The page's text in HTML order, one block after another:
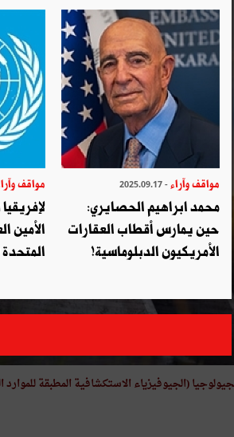
(الجيوفيزياء الاستكشافية المطبقة للموارد
مواقف وآراء - 2025.09.17
محمد ابراهيم الحصايري:
حين يمارس أقطاب العقارات
الأمريكيون الدبلوماسية!
مواقف
الأمين
المتحدة